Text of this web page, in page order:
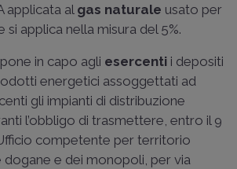
applicata algas naturale usato per
si applica nella misura del 5%.
in capo agli esercenti i depositi
energetici assoggettati ad
gli impianti di distribuzione
l’obbligo di trasmettere, entro il 9
competente per territorio
dogane e dei monopoli, per via